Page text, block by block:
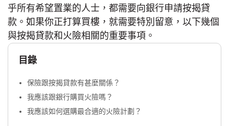
乎所有希望置業的人士，都需要向銀行申請按揭貸
款。如果你正打算買樓，就需要特別留意，以下幾個
與按揭貸款和火險相關的重要事項。
目錄
保險跟按揭貸款有甚麼關係？
我應該跟銀行購買火險嗎？
我應該如何選購最合適的火險計劃？